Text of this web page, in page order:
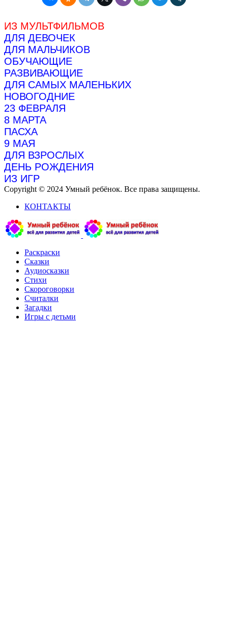
ИЗ МУЛЬТФИЛЬМОВ
ДЛЯ ДЕВОЧЕК
ДЛЯ МАЛЬЧИКОВ
ОБУЧАЮЩИЕ
РАЗВИВАЮЩИЕ
ДЛЯ САМЫХ МАЛЕНЬКИХ
НОВОГОДНИЕ
23 ФЕВРАЛЯ
8 МАРТА
ПАСХА
9 МАЯ
ДЛЯ ВЗРОСЛЫХ
ДЕНЬ РОЖДЕНИЯ
ИЗ ИГР
Copyright © 2024 Умный ребёнок. Все права защищены.
КОНТАКТЫ
Раскраски
Сказки
Аудиосказки
Стихи
Скороговорки
Считалки
Загадки
Игры с детьми